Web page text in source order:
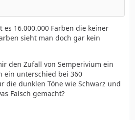
16.000.000 Farben die keiner
sieht man doch gar kein
den Zufall von Semperivium ein
ein unterschied bei 360
die dunklen Töne wie Schwarz und
Falsch gemacht?